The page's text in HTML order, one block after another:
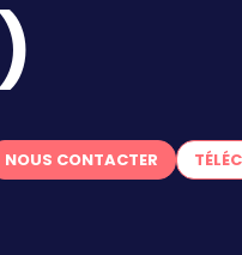
NOUS CONTACTER